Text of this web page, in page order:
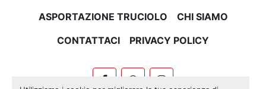
ASPORTAZIONE TRUCIOLO
CHI SIAMO
CONTATTACI
PRIVACY POLICY
facebookwhatsappinstagram